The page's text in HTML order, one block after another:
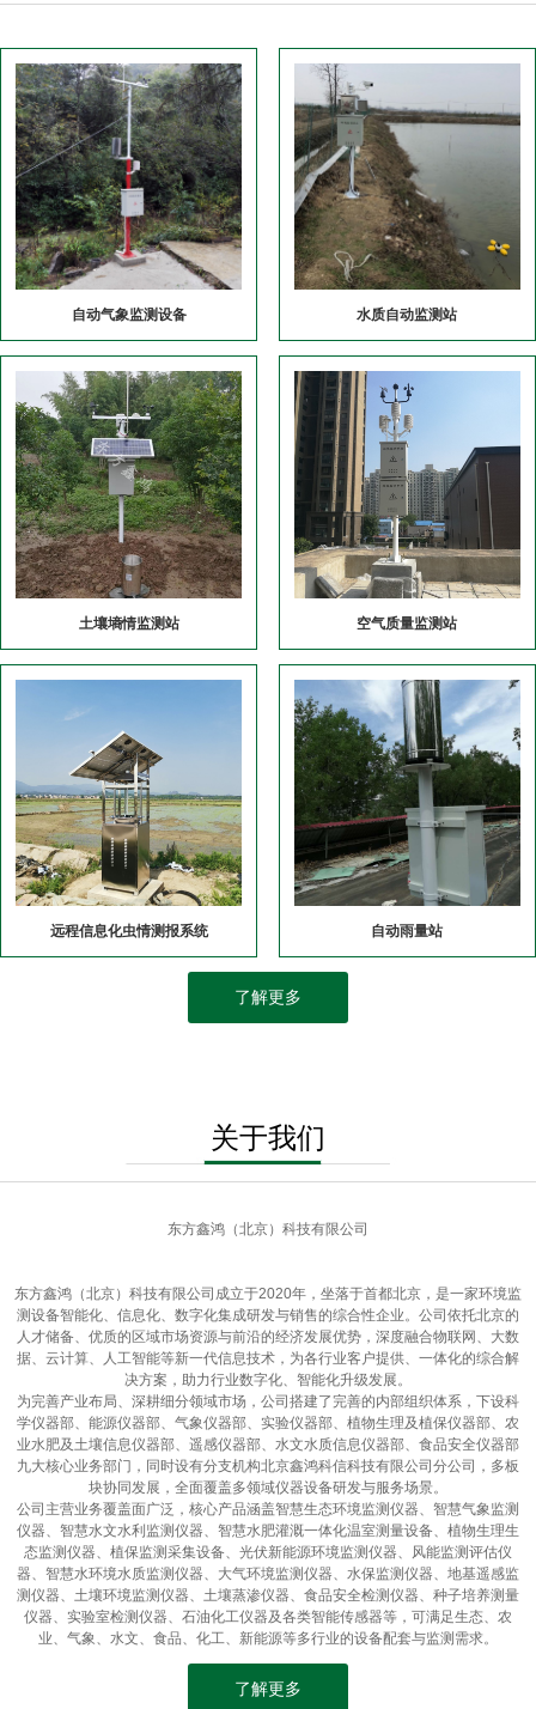
自动气象监测设备 水质自动监测站
土壤墒情监测站 空气质量监测站
远程信息化虫情测报系统 自动雨量站
了解更多
关于我们
东方鑫鸿（北京）科技有限公司
东方鑫鸿（北京）科技有限公司成立于2020年，坐落于首都北京，是一家环境监
测设备智能化、信息化、数字化集成研发与销售的综合性企业。公司依托北京的
人才储备、优质的区域市场资源与前沿的经济发展优势，深度融合物联网、大数
据、云计算、人工智能等新一代信息技术，为各行业客户提供、一体化的综合解
决方案，助力行业数字化、智能化升级发展。
为完善产业布局、深耕细分领域市场，公司搭建了完善的内部组织体系，下设科
学仪器部、能源仪器部、气象仪器部、实验仪器部、植物生理及植保仪器部、农
业水肥及土壤信息仪器部、遥感仪器部、水文水质信息仪器部、食品安全仪器部
九大核心业务部门，同时设有分支机构北京鑫鸿科信科技有限公司分公司，多板
块协同发展，全面覆盖多领域仪器设备研发与服务场景。
公司主营业务覆盖面广泛，核心产品涵盖智慧生态环境监测仪器、智慧气象监测
仪器、智慧水文水利监测仪器、智慧水肥灌溉一体化温室测量设备、植物生理生
态监测仪器、植保监测采集设备、光伏新能源环境监测仪器、风能监测评估仪
器、智慧水环境水质监测仪器、大气环境监测仪器、水保监测仪器、地基遥感监
测仪器、土壤环境监测仪器、土壤蒸渗仪器、食品安全检测仪器、种子培养测量
仪器、实验室检测仪器、石油化工仪器及各类智能传感器等，可满足生态、农
业、气象、水文、食品、化工、新能源等多行业的设备配套与监测需求。
了解更多